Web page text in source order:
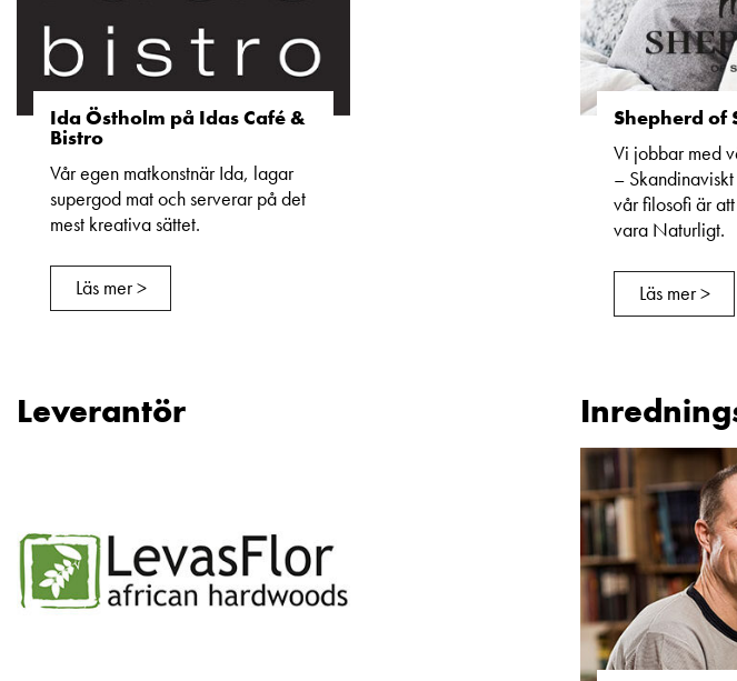
Ida Östholm på Idas Café &
Bistro
Vår egen matkonstnär Ida, lagar
supergod mat och serverar på det
mest kreativa sättet.
Läs mer >
Shepherd of
Vi jobbar med
–
vår filosofi är
vara Naturligt.
Läs mer >
Leverantör